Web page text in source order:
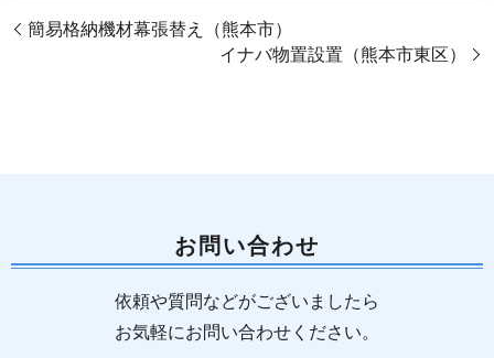
簡易格納機材幕張替え（熊本市）
イナバ物置設置（熊本市東区）
お問い合わせ
依頼や質問などがございましたら
お気軽にお問い合わせください。